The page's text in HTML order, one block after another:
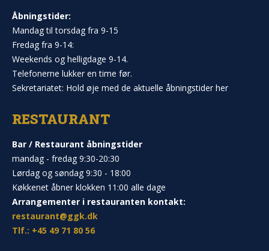
Åbningstider:
Mandag til torsdag fra 9-15
Fredag fra 9-14:
Weekends og helligdage 9-14.
Telefonerne lukker en time før.
Sekretariatet: Hold øje med de aktuelle åbningstider her
RESTAURANT
Bar / Restaurant åbningstider
mandag - fredag 9:30-20:30
Lørdag og søndag 9:30 - 18:00
Køkkenet åbner klokken 11:00 alle dage
Arrangementer i restauranten kontakt:
restaurant@ggk.dk
Tlf.: +45 49 71 80 56